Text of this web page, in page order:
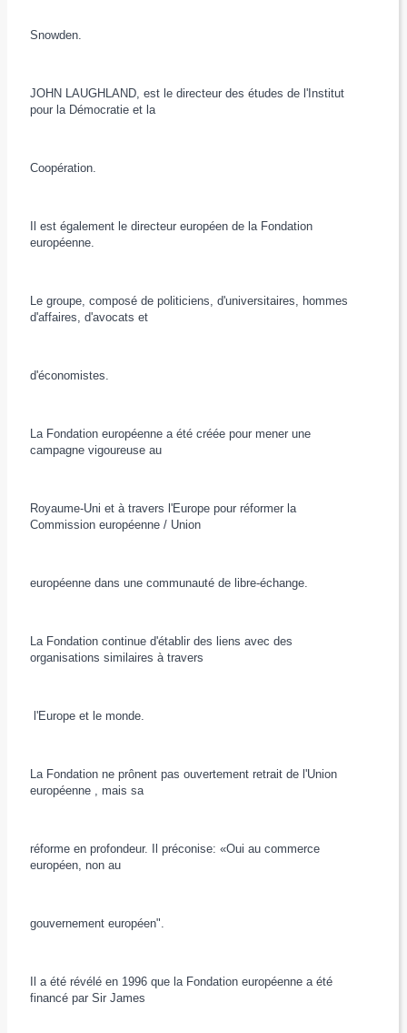
Snowden.
JOHN LAUGHLAND, est le directeur des études de l'Institut
pour la Démocratie et la
Coopération.
Il est également le directeur européen de la Fondation
européenne.
Le groupe, composé de politiciens, d'universitaires, hommes
d'affaires, d'avocats et
d'économistes.
La Fondation européenne a été créée pour mener une
campagne vigoureuse au
Royaume-Uni et à travers l'Europe pour réformer la
Commission européenne / Union
européenne dans une communauté de libre-échange.
La Fondation continue d'établir des liens avec des
organisations similaires à travers
l'Europe et le monde.
La Fondation ne prônent pas ouvertement retrait de l'Union
européenne , mais sa
réforme en profondeur. Il préconise: «Oui au commerce
européen, non au
gouvernement européen".
Il a été révélé en 1996 que la Fondation européenne a été
financé par Sir James